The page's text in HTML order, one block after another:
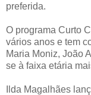
preferida.
O programa Curto
vários anos e tem
Maria Moniz, João
se à faixa etária
Ilda Magalhães